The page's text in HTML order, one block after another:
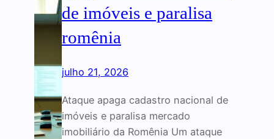
de imóveis e paralisa
romênia
julho 21, 2026
Ataque apaga cadastro nacional de
imóveis e paralisa mercado
imobiliário da Romênia Um ataque